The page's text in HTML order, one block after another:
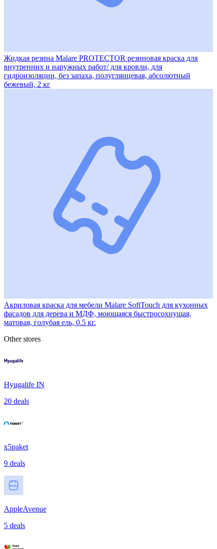
Жидкая резина Malare PROTECTOR резиновая краска для
внутренних и наружных работ/ для кровли, для
гидроизоляции, без запаха, полуглянцевая, абсолютный
бежевый, 2 кг
Акриловая краска для мебели Malare SoftTouch для кухонных
фасадов для дерева и МДФ, моющаяся быстросохнущая,
матовая, голубая ель, 0.5 кг.
Other stores
Hyugalife IN
20 deals
x5paket
9 deals
AppleAvenue
5 deals